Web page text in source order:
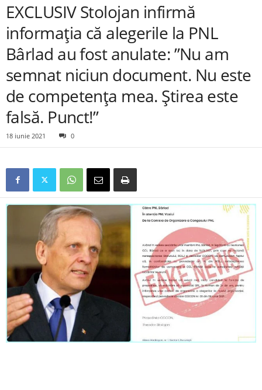
EXCLUSIV Stolojan infirmă
informația că alegerile la PNL
Bârlad au fost anulate: ”Nu am
semnat niciun document. Nu este
de competența mea. Știrea este
falsă. Punct!”
18 iunie 2021 0